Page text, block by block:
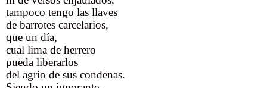
tampoco tengo las llaves
de barrotes carcelarios,
que un día,
cual lima de herrero
pueda liberarlos
del agrio de sus condenas.